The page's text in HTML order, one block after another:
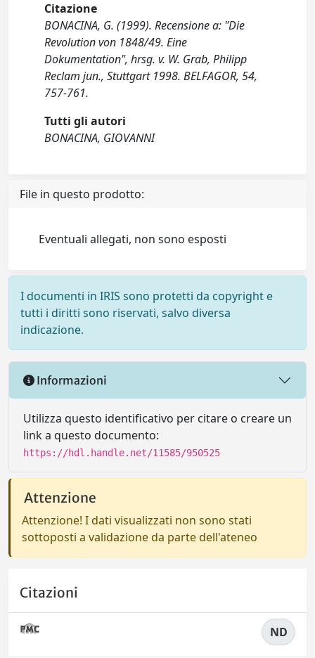
Citazione
BONACINA, G. (1999). Recensione a: "Die
Revolution von 1848/49. Eine
Dokumentation", hrsg. v. W. Grab, Philipp
Reclam jun., Stuttgart 1998. BELFAGOR, 54,
757-761.
Tutti gli autori
BONACINA, GIOVANNI
File in questo prodotto:
Eventuali allegati, non sono esposti
I documenti in IRIS sono protetti da copyright e
tutti i diritti sono riservati, salvo diversa
indicazione.
Informazioni
Utilizza questo identificativo per citare o creare un
link a questo documento:
https://hdl.handle.net/11585/950525
Attenzione
Attenzione! I dati visualizzati non sono stati
sottoposti a validazione da parte dell'ateneo
Citazioni
ND